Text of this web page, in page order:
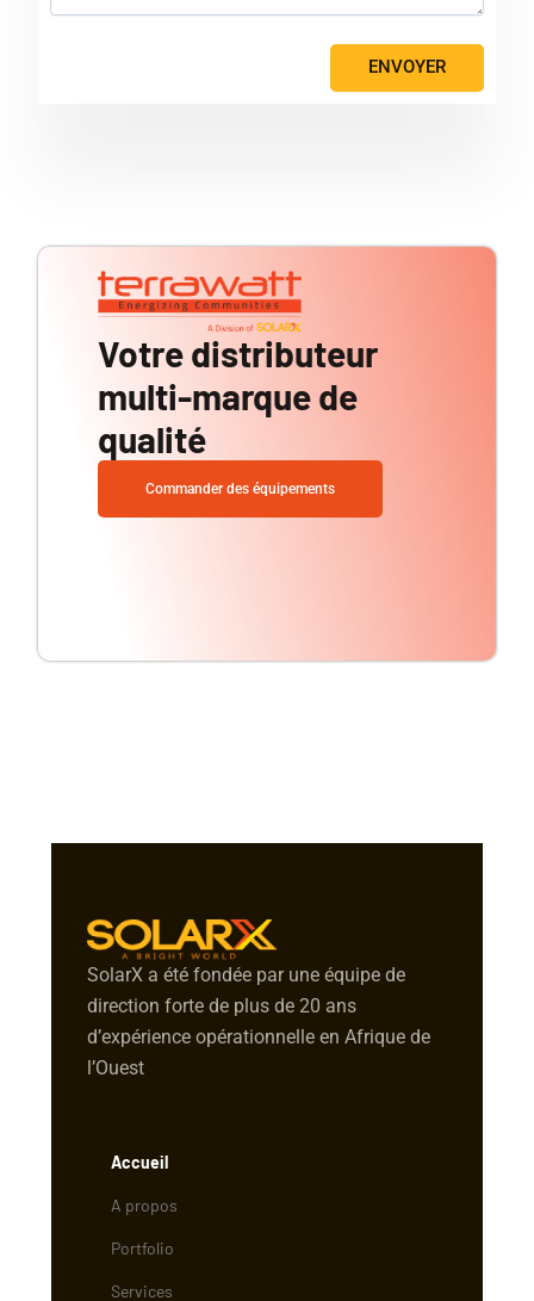
ENVOYER
Votre distributeur
multi-marque de
qualité
Commander des équipements
SolarX a été fondée par une équipe de
direction forte de plus de 20 ans
d’expérience opérationnelle en Afrique de
l’Ouest
Accueil
A propos
Portfolio
Services